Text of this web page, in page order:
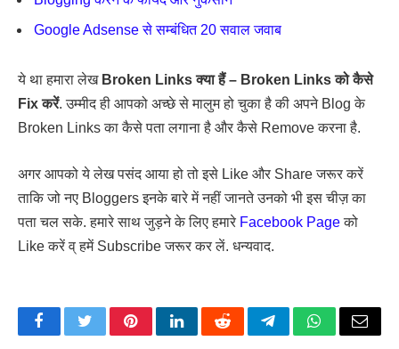
Google Adsense से सम्बंधित 20 सवाल जवाब
ये था हमारा लेख Broken Links क्या हैं – Broken Links को कैसे
Fix करें. उम्मीद ही आपको अच्छे से मालुम हो चुका है की अपने Blog के
Broken Links का कैसे पता लगाना है और कैसे Remove करना है.
अगर आपको ये लेख पसंद आया हो तो इसे Like और Share जरूर करें
ताकि जो नए Bloggers इनके बारे में नहीं जानते उनको भी इस चीज़ का
पता चल सके. हमारे साथ जुड़ने के लिए हमारे Facebook Pageको
Like करें व् हमें Subscribe जरूर कर लें. धन्यवाद.
FacebookTwitterPinterestLinkedInRedditTelegramWhatsApp
Email